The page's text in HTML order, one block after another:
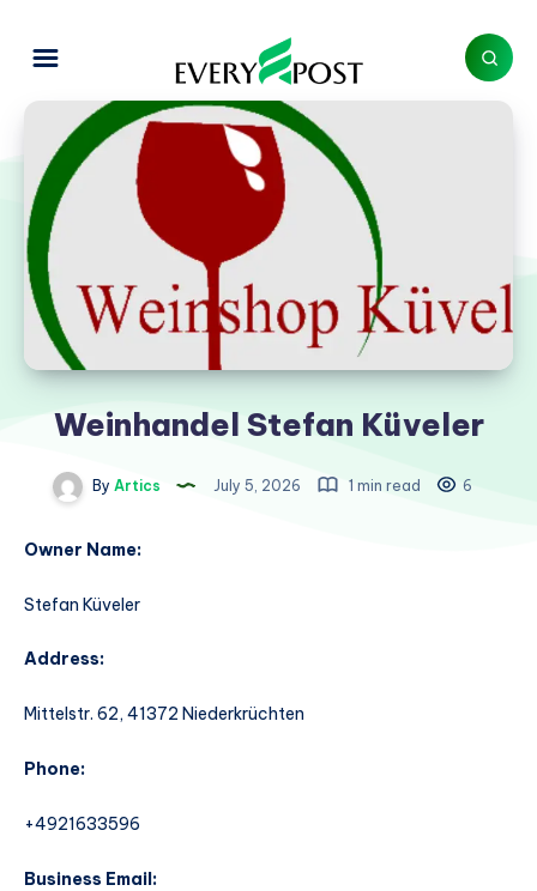
Weinhandel Stefan Küveler
By Artics July 5, 2026 1 min read 6
Owner Name:
Stefan Küveler
Address:
Mittelstr. 62, 41372 Niederkrüchten
Phone:
+4921633596
Business Email: